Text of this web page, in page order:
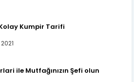
Kumpir Tarifi
ile Mutfağınızın Şefi olun